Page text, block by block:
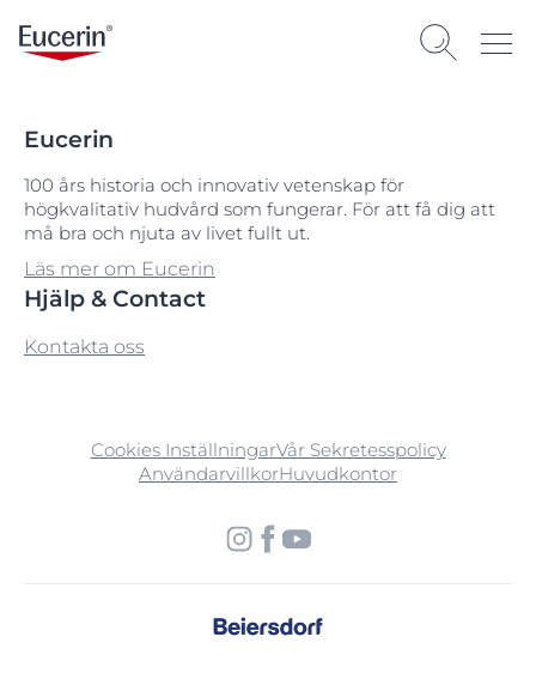
Eucerin
100 års historia och innovativ vetenskap för
högkvalitativ hudvård som fungerar. För att få dig att
må bra och njuta av livet fullt ut.
Läs mer om Eucerin
Hjälp & Contact
Kontakta oss
Cookies InställningarVår Sekretesspolicy
AnvändarvillkorHuvudkontor